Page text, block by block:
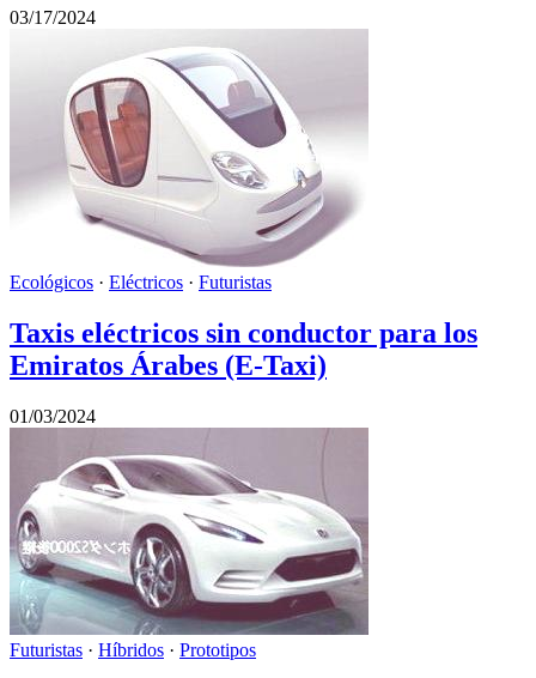
03/17/2024
Ecológicos · Eléctricos · Futuristas
Taxis eléctricos sin conductor para los
Emiratos Árabes (E-Taxi)
01/03/2024
Futuristas · Híbridos · Prototipos